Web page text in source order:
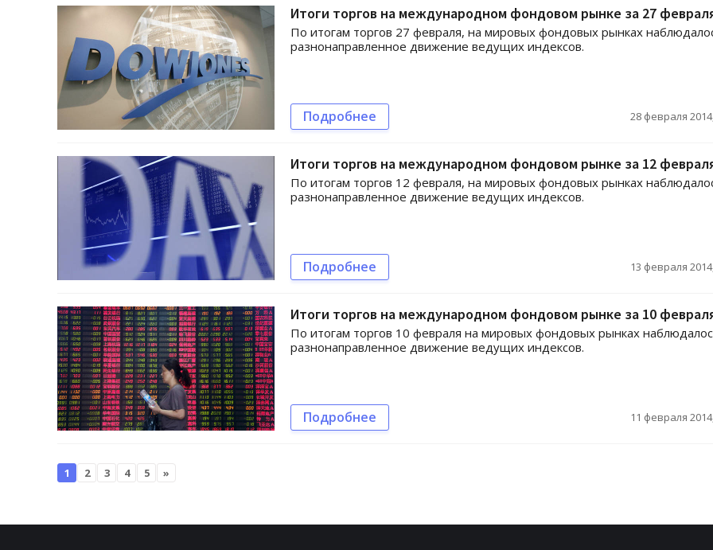
Итоги торгов на международном фондовом рынке за 27
По итогам торгов 27 февраля, на мировых фондовых рынках
разнонаправленное движение ведущих индексов.
Подробнее 28 февраля
Итоги торгов на международном фондовом рынке за 12
По итогам торгов 12 февраля, на мировых фондовых рынках
разнонаправленное движение ведущих индексов.
Подробнее 13 февраля
Итоги торгов на международном фондовом рынке за 10
По итогам торгов 10 февраля на мировых фондовых рынках
разнонаправленное движение ведущих индексов.
Подробнее 11 февраля
1 2 3 4 5 »